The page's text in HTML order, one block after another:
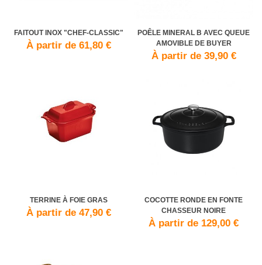
FAITOUT INOX "CHEF-CLASSIC"
À partir de 61,80 €
POÊLE MINERAL B AVEC QUEUE
AMOVIBLE DE BUYER
À partir de 39,90 €
TERRINE À FOIE GRAS
À partir de 47,90 €
COCOTTE RONDE EN FONTE
CHASSEUR NOIRE
À partir de 129,00 €